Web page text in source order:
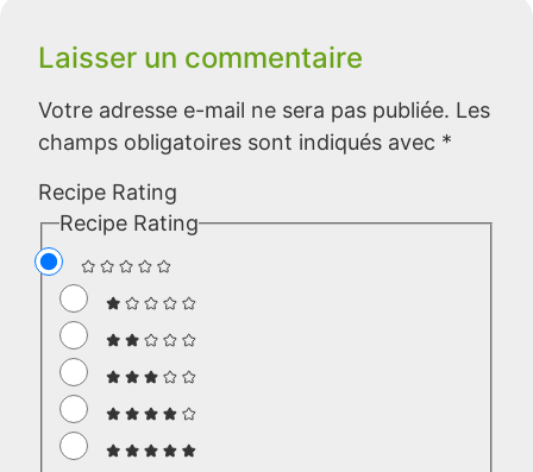
Laisser un commentaire
Votre adresse e-mail ne sera pas publiée. Les
champs obligatoires sont indiqués avec *
Recipe Rating
Recipe Rating